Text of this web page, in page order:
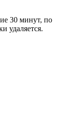
30 минут, по
удаляется.